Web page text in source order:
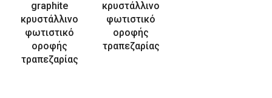
graphite
κρυστάλλινο
φωτιστικό
οροφής
τραπεζαρίας
κρυστάλλινο
φωτιστικό
οροφής
τραπεζαρίας